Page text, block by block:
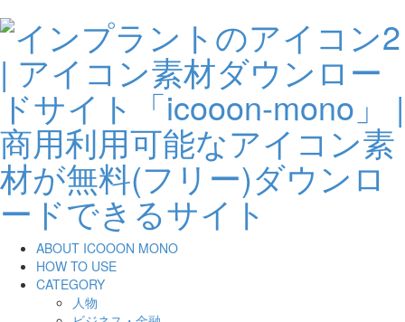
ABOUT ICOOON MONO
HOW TO USE
CATEGORY
人物